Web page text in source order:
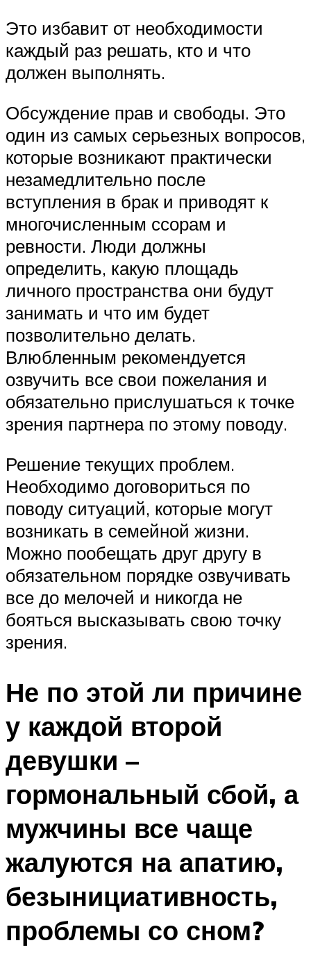
Это избавит от необходимости
каждый раз решать, кто и что
должен выполнять.
Обсуждение прав и свободы. Это
один из самых серьезных вопросов,
которые возникают практически
незамедлительно после
вступления в брак и приводят к
многочисленным ссорам и
ревности. Люди должны
определить, какую площадь
личного пространства они будут
занимать и что им будет
позволительно делать.
Влюбленным рекомендуется
озвучить все свои пожелания и
обязательно прислушаться к точке
зрения партнера по этому поводу.
Решение текущих проблем.
Необходимо договориться по
поводу ситуаций, которые могут
возникать в семейной жизни.
Можно пообещать друг другу в
обязательном порядке озвучивать
все до мелочей и никогда не
бояться высказывать свою точку
зрения.
Не по этой ли причине
у каждой второй
девушки –
гормональный сбой, а
мужчины все чаще
жалуются на апатию,
безынициативность,
проблемы со сном?